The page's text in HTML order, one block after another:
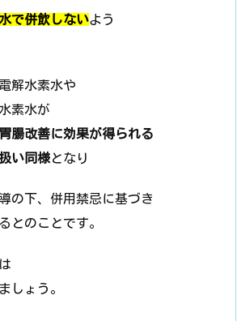
で併飲しないよう
解水素水や
素水が
腸改善に効果が得られる
い同様となり
の下、併用禁忌に基づき
とのことです。
しょう。